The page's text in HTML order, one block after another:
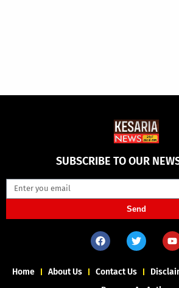
SUBSCRIBE TO OUR
Send
Home About Us Contact Us